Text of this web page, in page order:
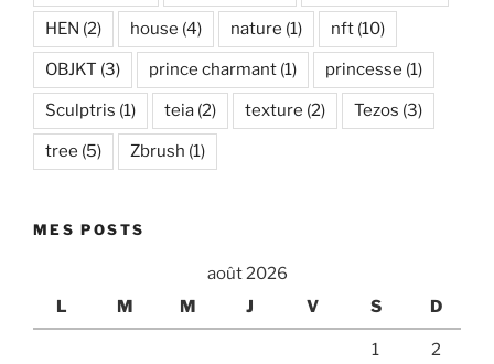
HEN (2) house (4) nature (1) nft (10)
OBJKT (3) prince charmant (1) princesse (1)
Sculptris (1) teia (2) texture (2) Tezos (3)
tree (5) Zbrush (1)
MES POSTS
août 2026
L
M M J V S D
1 2